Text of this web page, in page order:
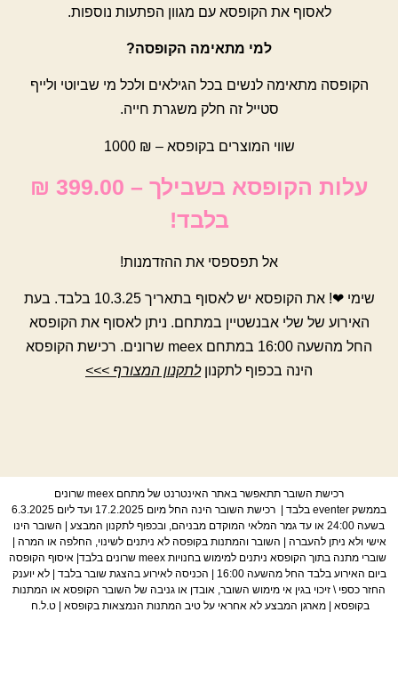
לאסוף את הקופסא עם מגוון הפתעות נוספות.
למי מתאימה הקופסה?
הקופסה מתאימה לנשים בכל הגילאים ולכל מי שביוטי ולייף
סטייל זה חלק משגרת חייה.
שווי המוצרים בקופסא – ₪ 1000
עלות הקופסא בשבילך – 399.00 ₪
בלבד!
אל תפספסי את ההזדמנות!
שימי ❤︎‬‬! את הקופסא יש לאסוף בתאריך 10.3.25 בלבד. בעת
האירוע של שלי אבנשטיין במתחם. ניתן לאסוף את הקופסא
החל מהשעה 16:00 במתחם meex שרונים. רכישת הקופסא
הינה בכפוף לתקנוןלתקנון המצורף >>>
רכישת השובר תתאפשר באתר האינטרנט של מתחם meex שרונים
בממשק eventer
בלבד | רכישת השובר הינה החל מיום 17.2.2025 ועד ליום 6.3.2025
בשעה 24:00 או עד גמר המלאי המוקדם מבניהם, ובכפוף לתקנון המבצע | השובר הינו
אישי ולא ניתן להעברה | השובר והמתנות בקופסה לא ניתנים לשינוי, החלפה או המרה |
שוברי מתנה בתוך הקופסא ניתנים למימוש בחנויות meex שרונים בלבד| איסוף הקופסה
ביום האירוע בלבד החל מהשעה 16:00 | הכניסה לאירוע בהצגת שובר בלבד | לא יוענק
החזר כספי \ זיכוי בגין אי מימוש השובר, אובדן או גניבה של השובר הקופסא או המתנות
בקופסא | מארגן המבצע לא אחראי על טיב המתנות הנמצאות בקופסא | ט.ל.ח